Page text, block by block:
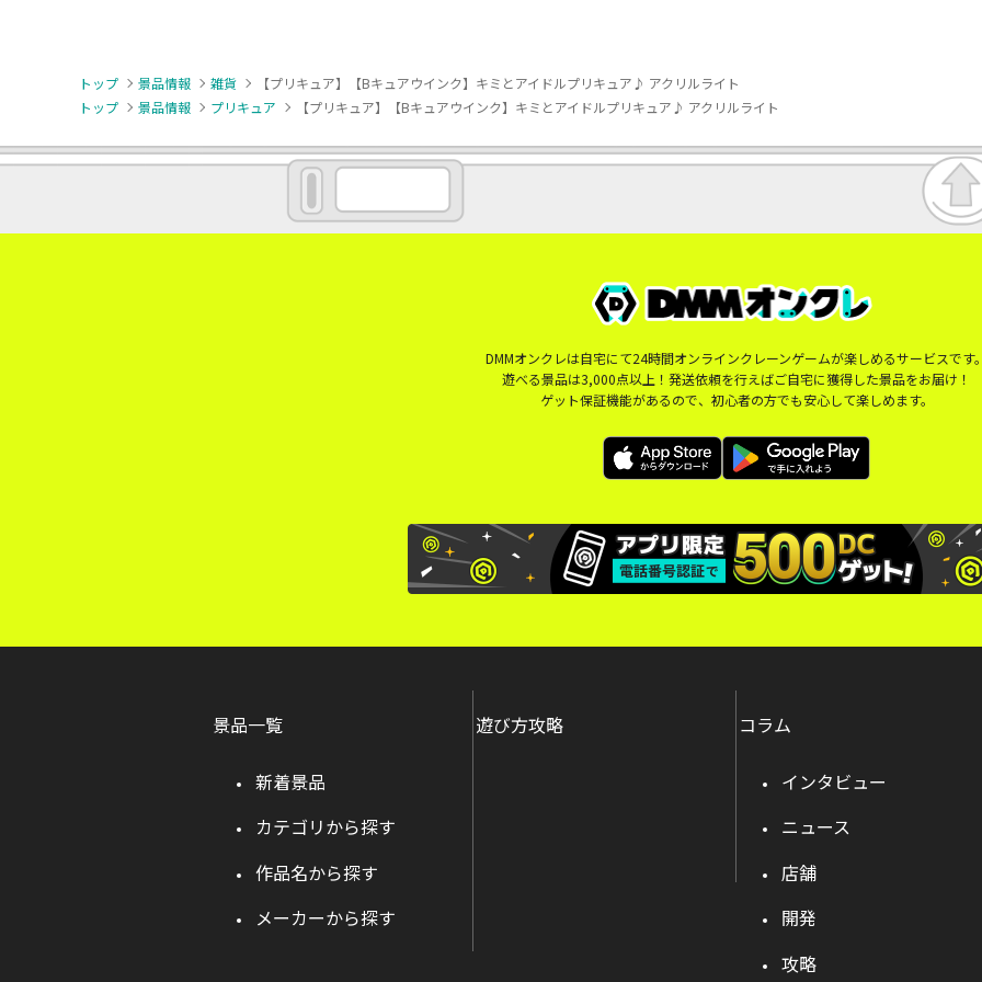
トップ 景品情報 雑貨
【プリキュア】【Bキュアウインク】キミとアイドルプリキュア♪ アクリルライト
トップ
景品情報 プリキュア 【プリキュア】【Bキュアウインク】キミとアイドルプリキュア♪ アクリルライト
DMMオンクレは自宅にて24時間オンラインクレーンゲームが楽しめるサービスです
遊べる景品は3,000点以上！発送依頼を行えばご自宅に獲得した景品をお届け！
ゲット保証機能があるので、初心者の方でも安心して楽しめます。
景品一覧
新着景品
カテゴリから探す
作品名から探す
メーカーから探す
遊び方攻略 コラム
インタビュー
ニュース
店舗
開発
攻略